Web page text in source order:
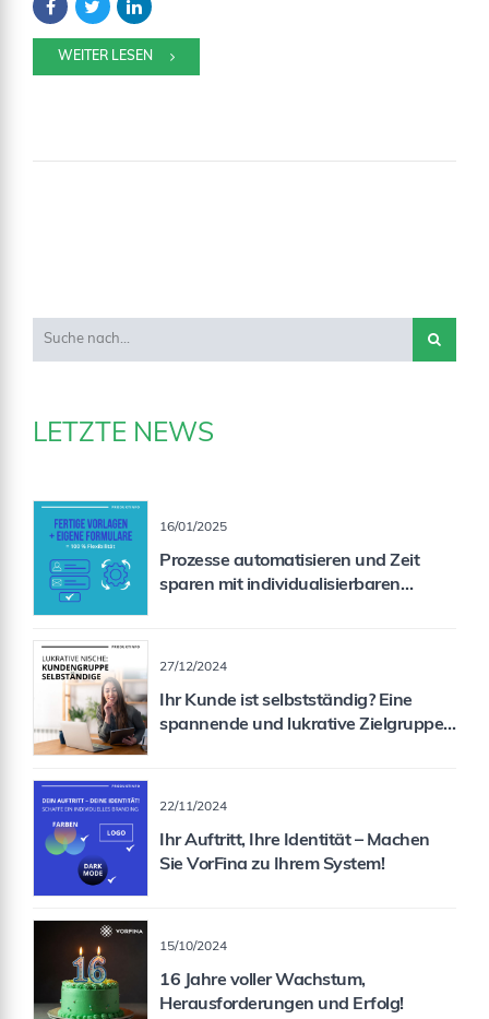
WEITER LESEN
LETZTE NEWS
16/01/2025
Prozesse automatisieren und Zeit
sparen mit individualisierbaren
27/12/2024
Ihr Kunde ist selbstständig? Eine
spannende und lukrative Zielgruppe
22/11/2024
Ihr Auftritt, Ihre Identität – Machen
Sie VorFina zu Ihrem System!
15/10/2024
16 Jahre voller Wachstum,
Herausforderungen und Erfolg!